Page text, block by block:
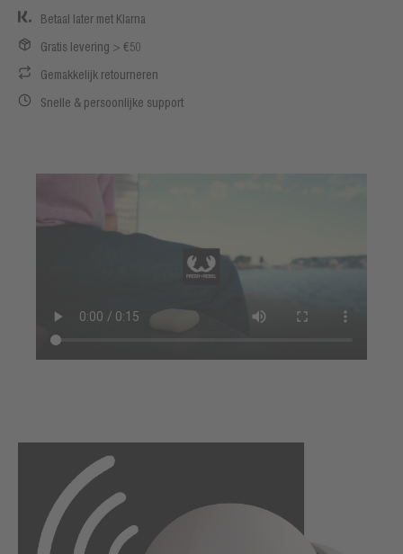
Betaal later met Klarna
Gratis levering > €50
Gemakkelijk retourneren
Snelle & persoonlijke support